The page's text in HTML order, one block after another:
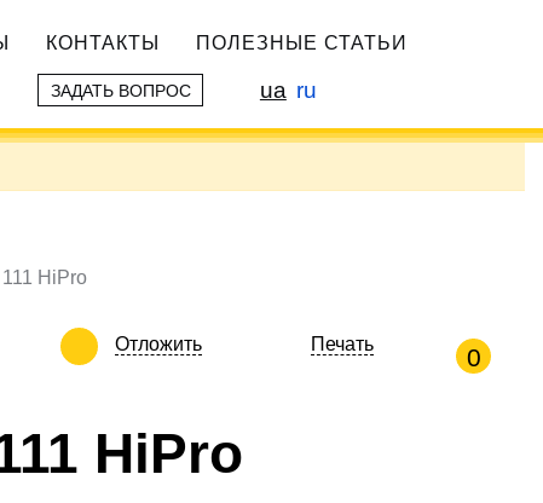
КОНТАКТЫ ПОЛЕЗНЫЕ СТАТЬИ
ЗАДАТЬ ВОПРОС ua ru
HiPro
Отложить Печать 0
HiPro